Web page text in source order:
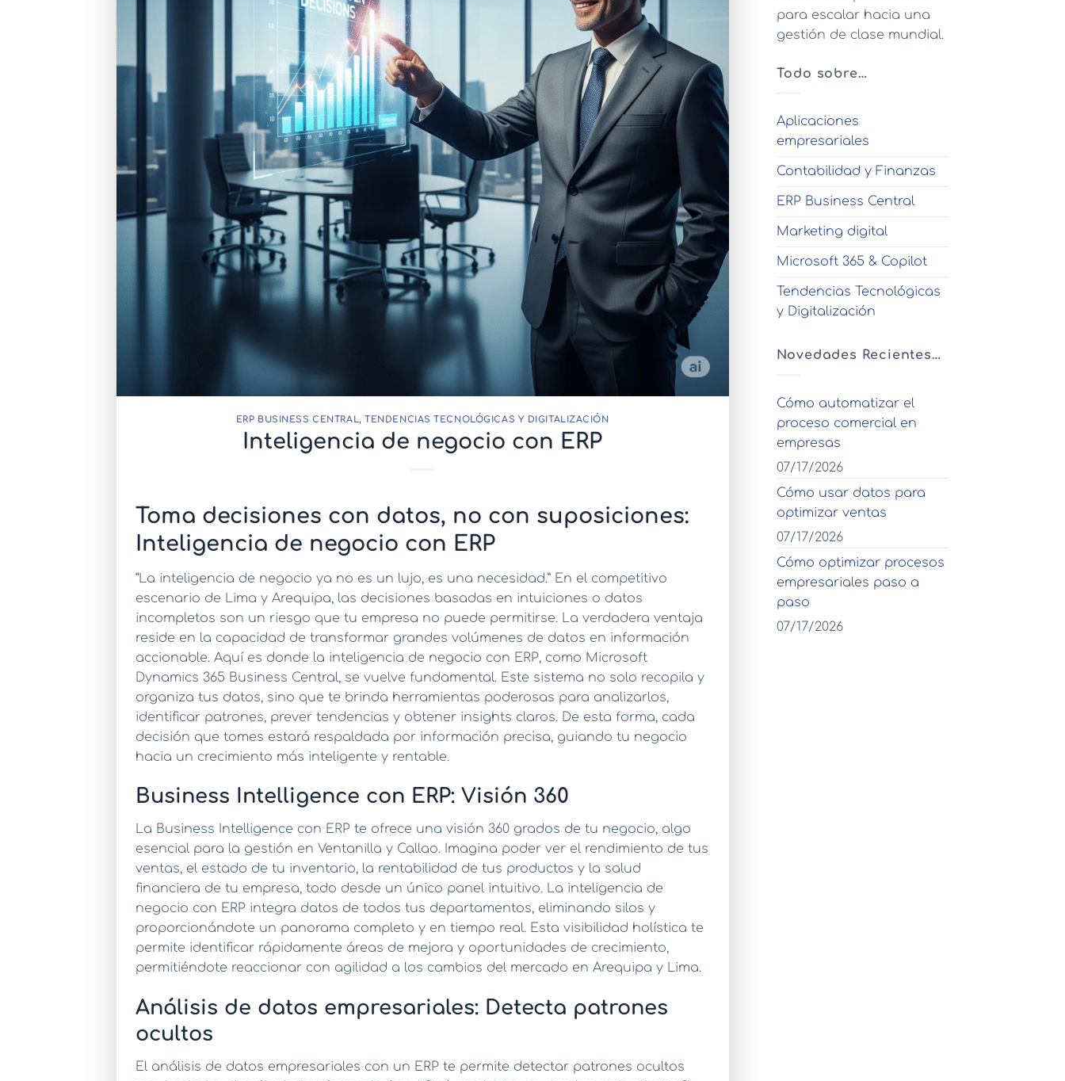
ERP BUSINESS CENTRAL,TENDENCIAS TECNOLÓGICAS Y DIGITALIZACIÓN
Inteligencia de negocio con ERP
Toma decisiones con datos, no con suposiciones:
Inteligencia de negocio con ERP
“La inteligencia de negocio ya no es un lujo, es una necesidad.” En el competitivo
escenario de Lima y Arequipa, las decisiones basadas en intuiciones o datos
incompletos son un riesgo que tu empresa no puede permitirse. La verdadera ventaja
reside en la capacidad de transformar grandes volúmenes de datos en información
accionable. Aquí es donde la inteligencia de negocio con ERP, como Microsoft
Dynamics 365 Business Central, se vuelve fundamental. Este sistema no solo recopila y
organiza tus datos, sino que te brinda herramientas poderosas para analizarlos,
identificar patrones, prever tendencias y obtener insights claros. De esta forma, cada
decisión que tomes estará respaldada por información precisa, guiando tu negocio
hacia un crecimiento más inteligente y rentable.
Business Intelligence con ERP: Visión 360
La Business Intelligence con ERP te ofrece una visión 360 grados de tu negocio, algo
esencial para la gestión en Ventanilla y Callao. Imagina poder ver el rendimiento de tus
ventas, el estado de tu inventario, la rentabilidad de tus productos y la salud
financiera de tu empresa, todo desde un único panel intuitivo. La inteligencia de
negocio con ERP integra datos de todos tus departamentos, eliminando silos y
proporcionándote un panorama completo y en tiempo real. Esta visibilidad holística te
permite identificar rápidamente áreas de mejora y oportunidades de crecimiento,
permitiéndote reaccionar con agilidad a los cambios del mercado en Arequipa y Lima.
Análisis de datos empresariales: Detecta patrones
ocultos
El análisis de datos empresariales con un ERP te permite detectar patrones ocultos
para escalar hacia una
gestión de clase mundial.
Todo sobre…
Aplicaciones
empresariales
Contabilidad y Finanzas
ERP Business Central
Marketing digital
Microsoft 365 & Copilot
Tendencias Tecnológicas
y Digitalización
Novedades Recientes…
Cómo automatizar el
proceso comercial en
empresas
07/17/2026
Cómo usar datos para
optimizar ventas
07/17/2026
Cómo optimizar procesos
empresariales paso a
paso
07/17/2026